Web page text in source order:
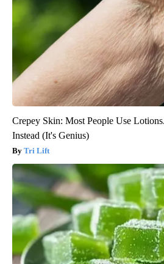
Crepey Skin: Most People Use
Instead (It's Genius)
Tri Lift